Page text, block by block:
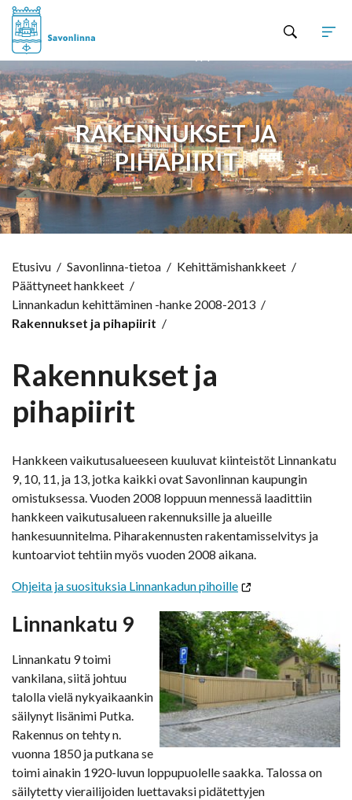
RAKENNUKSET JA
PIHAPIIRIT
Etusivu / Savonlinna-tietoa / Kehittämishankkeet /
Päättyneet hankkeet /
Linnankadun kehittäminen -hanke 2008-2013 /
Rakennukset ja pihapiirit /
Rakennukset ja
pihapiirit
Hankkeen vaikutusalueeseen kuuluvat kiinteistöt Linnankatu
9, 10, 11, ja 13, jotka kaikki ovat Savonlinnan kaupungin
omistuksessa. Vuoden 2008 loppuun mennessä laadittiin
hankkeen vaikutusalueen rakennuksille ja alueille
hankesuunnitelma. Piharakennusten rakentamisselvitys ja
kuntoarviot tehtiin myös vuoden 2008 aikana.
Ohjeita ja suosituksia Linnankadun pihoille
Linnankatu 9
Linnankatu 9 toimi
vankilana, siitä johtuu
talolla vielä nykyaikaankin
säilynyt lisänimi Putka.
Rakennus on tehty n.
vuonna 1850 ja putkana se
toimi ainakin 1920-luvun loppupuolelle saakka. Talossa on
säilytetty vierailijoiden luettavaksi pidätettyjen